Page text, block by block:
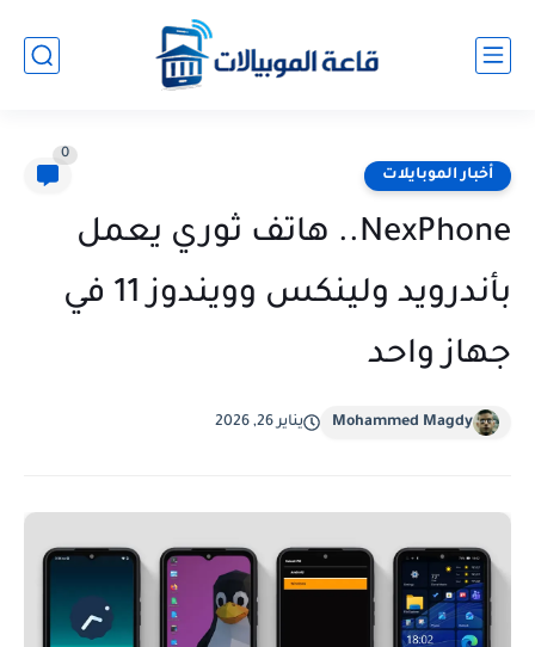
أخبار الموبايلات
0
NexPhone.. هاتف ثوري يعمل
بأندرويد ولينكس وويندوز 11 في
جهاز واحد
Mohammed Magdy يناير 26, 2026